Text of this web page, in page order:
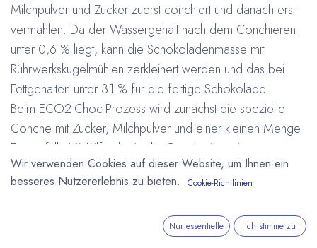
Milchpulver und Zucker zuerst conchiert und danach erst
vermahlen. Da der Wassergehalt nach dem Conchieren
unter 0,6 % liegt, kann die Schokoladenmasse mit
Rührwerkskugelmühlen zerkleinert werden und das bei
Fettgehalten unter 31 % für die fertige Schokolade.
Beim ECO2-Choc-Prozess wird zunächst die spezielle
Conche mit Zucker, Milchpulver und einer kleinen Menge
Fett gefüllt. Mit Hilfe der in die Conche integrierten
Wirbelkammern wird der Zucker auf eine Korngröße von
300 my zerkleinert. Dann erfolgt die Zugabe der
werden. Zum Schluss wird das für die erste Mahlstufe
Wir verwenden Cookies auf dieser Website, um Ihnen ein
besseres Nutzererlebnis zu bieten.
Cookie-Richtlinien
Nur essentielle Ich stimme zu